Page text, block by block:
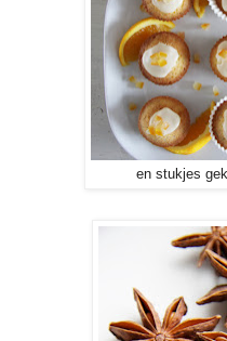
en stukjes